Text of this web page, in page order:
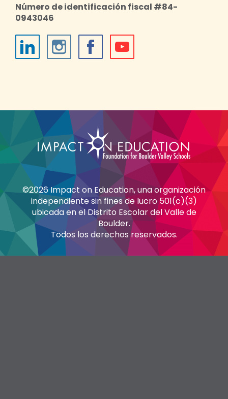
Número de identificación fiscal #84-
0943046
©2026 Impact on Education, una organización
independiente sin fines de lucro 501(c)(3)
ubicada en el Distrito Escolar del Valle de
Boulder.
Todos los derechos reservados.